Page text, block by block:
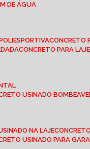
DE ÁGUA
CONCRETO
CONCRETO PARA
USINADO
NA LAJE
USINADO PARA